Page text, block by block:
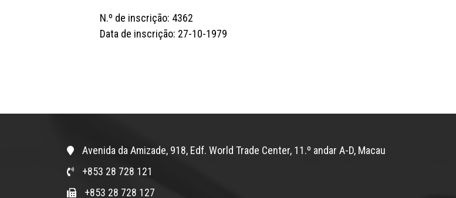
N.º de inscrição: 4362
Data de inscrição: 27-10-1979
Avenida da Amizade, 918, Edf. World Trade Center, 11.º andar A-D, Macau
+853 28 728 121
+853 28 728 127